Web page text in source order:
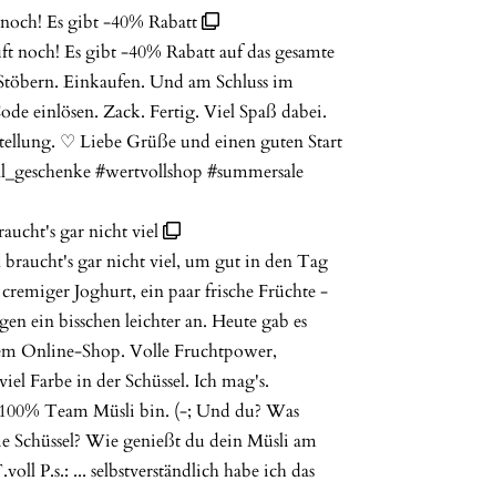
Es gibt -40% Rabatt
gar nicht viel